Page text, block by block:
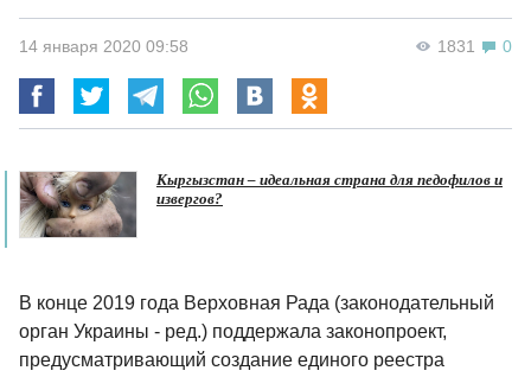
1831 0
14 января 2020 09:58
Кыргызстан – идеальная страна для педофилов и
извергов?
В конце 2019 года Верховная Рада (законодательный
орган Украины - ред.) поддержала законопроект,
предусматривающий создание единого реестра